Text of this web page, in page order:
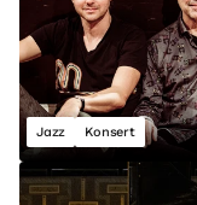
Jazz Konsert